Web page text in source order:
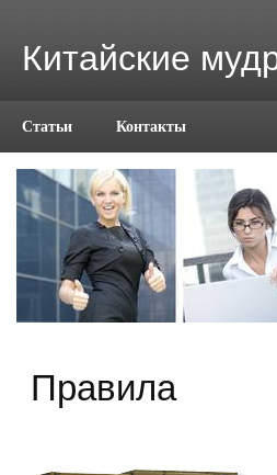
Китайские
Статьи Контакты
Правила